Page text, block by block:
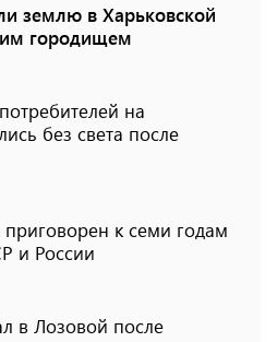
землю в Харьковской
городищем
на
без света после
к семи годам
и России
в Лозовой после